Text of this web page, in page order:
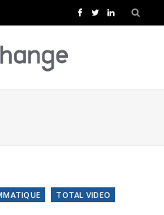
e
k
T
t
L
k
TOTAL VIDEO